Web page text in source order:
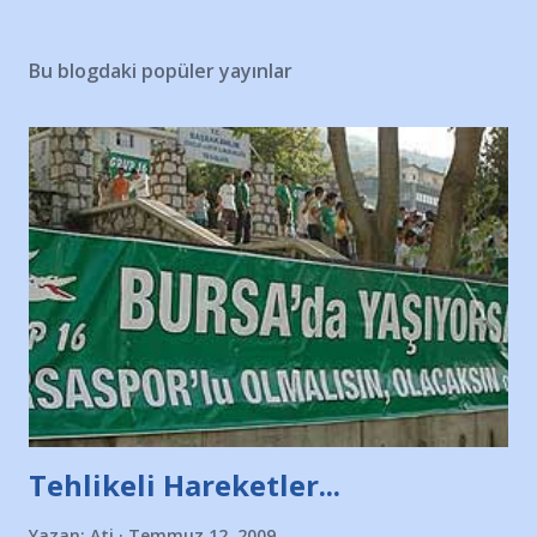
Bu blogdaki popüler yayınlar
Tehlikeli Hareketler...